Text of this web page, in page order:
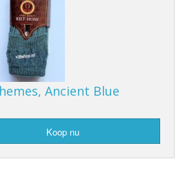
Ancient Blue
Koop nu